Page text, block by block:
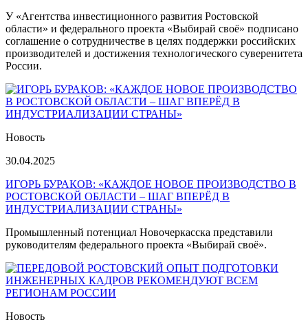
У «Агентства инвестиционного развития Ростовской
области» и федерального проекта «Выбирай своё» подписано
соглашение о сотрудничестве в целях поддержки российских
производителей и достижения технологического суверенитета
России.
Новость
30.04.2025
ИГОРЬ БУРАКОВ: «КАЖДОЕ НОВОЕ ПРОИЗВОДСТВО В
РОСТОВСКОЙ ОБЛАСТИ – ШАГ ВПЕРЁД В
ИНДУСТРИАЛИЗАЦИИ СТРАНЫ»
Промышленный потенциал Новочеркасска представили
руководителям федерального проекта «Выбирай своё».
Новость